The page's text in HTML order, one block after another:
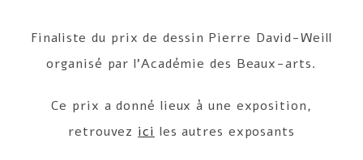
Finaliste du prix de dessin Pierre David-Weill
organisé par l’Académie des Beaux-arts.
Ce prix a donné lieux à une exposition,
retrouvez ici les autres exposants